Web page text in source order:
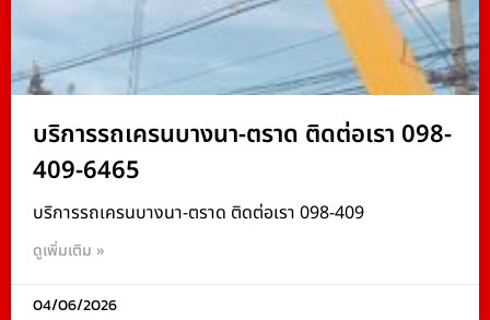
บริการรถเครนบางนา-ตราด ติดต่อเรา 098-
409-6465
บริการรถเครนบางนา-ตราด ติดต่อเรา 098-409
ดูเพิ่มเติม »
04/06/2026